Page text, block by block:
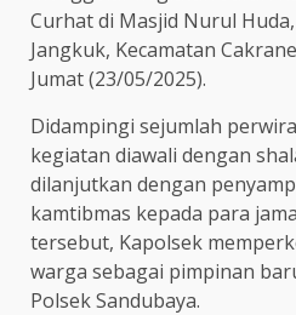
Curhat di Masjid Nurul
Jangkuk, Kecamatan
Jumat (23/05/2025).
Didampingi sejumlah
kegiatan diawali dengan
dilanjutkan dengan
kamtibmas kepada para
tersebut, Kapolsek
warga sebagai pimpinan
Polsek Sandubaya.